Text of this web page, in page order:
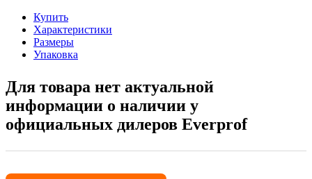
Купить
Характеристики
Размеры
Упаковка
Для товара нет актуальной
информации о наличии у
официальных дилеров Everprof